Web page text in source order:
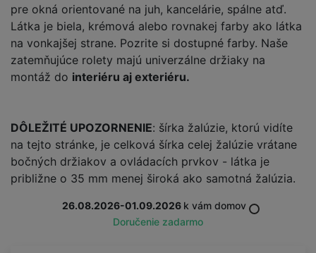
pre okná orientované na juh, kancelárie, spálne atď.
Látka je biela, krémová alebo rovnakej farby ako látka
na vonkajšej strane. Pozrite si dostupné farby. Naše
zatemňujúce rolety majú univerzálne držiaky na
montáž do interiéru aj exteriéru.
DÔLEŽITÉ UPOZORNENIE: šírka žalúzie, ktorú vidíte
na tejto stránke, je celková šírka celej žalúzie vrátane
bočných držiakov a ovládacích prvkov - látka je
približne o 35 mm menej široká ako samotná žalúzia.
26.08.2026-01.09.2026 k vám domov
Doručenie zadarmo